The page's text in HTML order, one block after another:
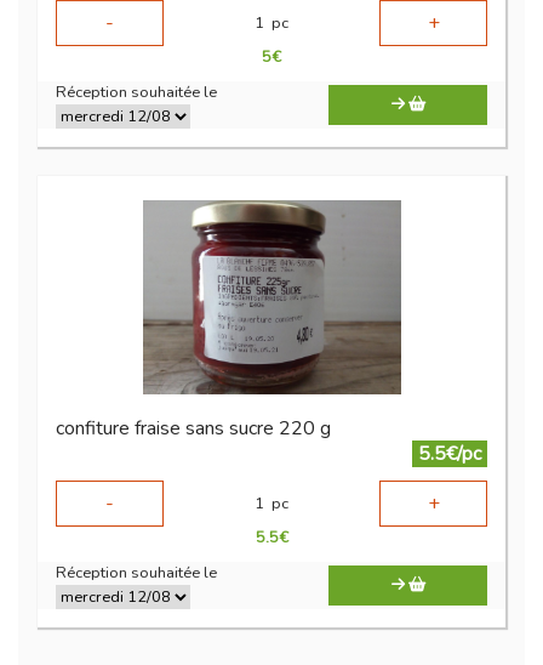
-
1 pc +
5€
Réception souhaitée le
confiture fraise sans sucre 220 g
5.5€/pc
-
1 pc +
5.5€
Réception souhaitée le